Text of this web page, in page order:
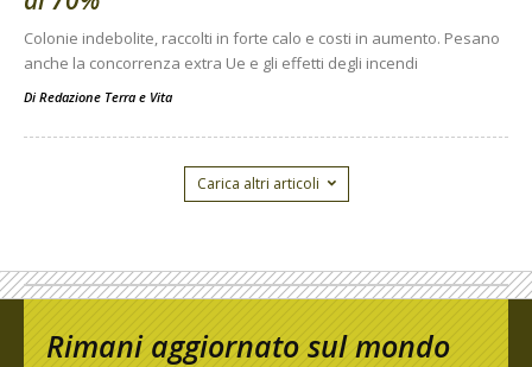
Colonie indebolite, raccolti in forte calo e costi in aumento. Pesano
anche la concorrenza extra Ue e gli effetti degli incendi
Di Redazione Terra e Vita
Carica altri articoli
Rimani aggiornato sul mondo